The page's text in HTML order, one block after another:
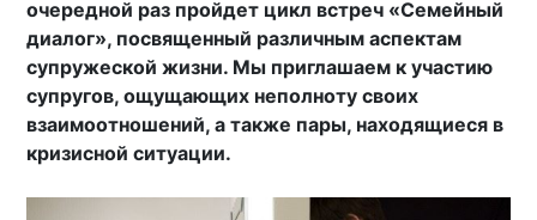
очередной раз пройдет цикл встреч «Семейный
диалог», посвященный различным аспектам
супружеской жизни. Мы приглашаем к участию
супругов, ощущающих неполноту своих
взаимоотношений, а также пары, находящиеся в
кризисной ситуации.